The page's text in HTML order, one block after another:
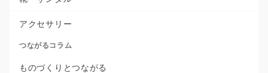
アクセサリー
つながるコラム
ものづくりとつながる